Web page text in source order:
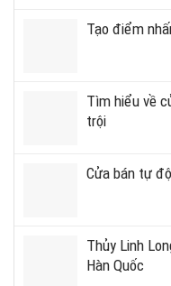
Tạo điểm
Tìm hiểu về
trội
Cửa bán tự
Thủy Linh
Hàn Quốc